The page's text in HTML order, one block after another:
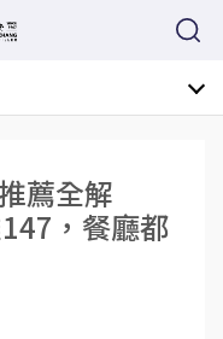
薦全解
，餐廳都